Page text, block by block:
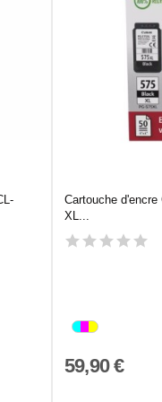
Cartouche
XL...
59,90 €